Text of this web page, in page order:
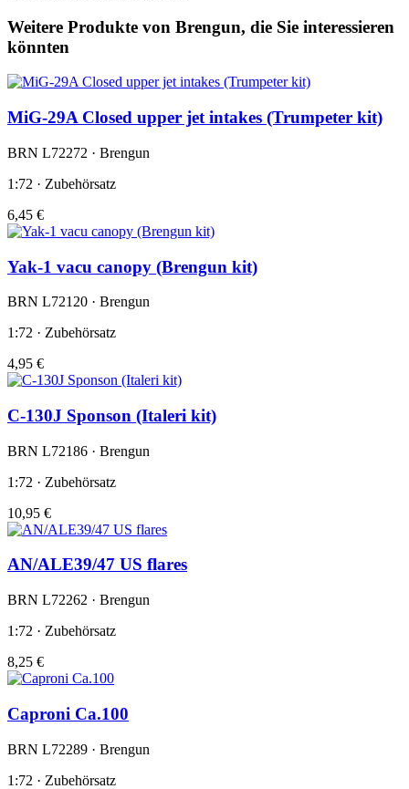
Weitere Produkte von Brengun, die Sie interessieren
könnten
MiG-29A Closed upper jet intakes (Trumpeter kit)
BRN L72272 · Brengun
1:72 · Zubehörsatz
6,45 €
Yak-1 vacu canopy (Brengun kit)
BRN L72120 · Brengun
1:72 · Zubehörsatz
4,95 €
C-130J Sponson (Italeri kit)
BRN L72186 · Brengun
1:72 · Zubehörsatz
10,95 €
AN/ALE39/47 US flares
BRN L72262 · Brengun
1:72 · Zubehörsatz
8,25 €
Caproni Ca.100
BRN L72289 · Brengun
1:72 · Zubehörsatz